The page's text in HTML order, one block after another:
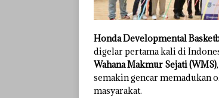
Honda Developmental
digelar pertama kali di
Wahana Makmur Sejati (WMS)
semakin gencar memadukan
masyarakat.